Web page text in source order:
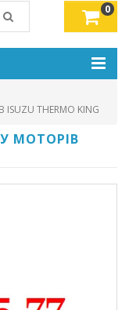
0
THERMO KING
МОТОРІВ